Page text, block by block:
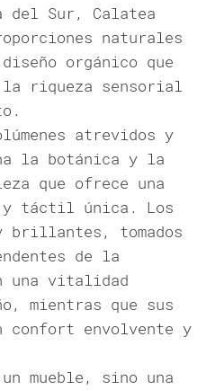
del Sur, Calatea
naturales
orgánico que
riqueza sensorial
atrevidos y
la botánica y la
que ofrece una
y táctil única. Los
brillantes, tomados
de la
una vitalidad
mientras que sus
confort envolvente y
mueble, sino una